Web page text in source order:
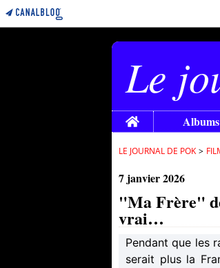
Le
Home Albums
LE JOURNAL DE POK >
7 janvier 2026
"Ma Frère"
vrai…
Pendant que les
serait plus la